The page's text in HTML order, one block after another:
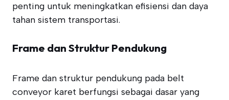
penting untuk meningkatkan efisiensi dan daya
tahan sistem transportasi.
Frame dan Struktur Pendukung
Frame dan struktur pendukung pada belt
conveyor karet berfungsi sebagai dasar yang